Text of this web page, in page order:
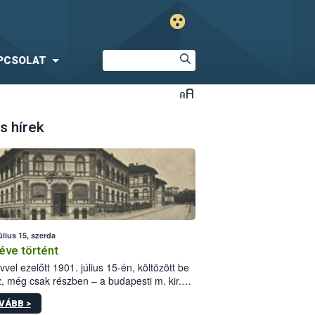
hírek
15, szerda
történt
ezelőtt 1901. július 15-én, költözött be
még csak részben – a budapesti m. kir.
állomás a Kis Rókus utca
alatti, Czigler Győző által tervezett új
>